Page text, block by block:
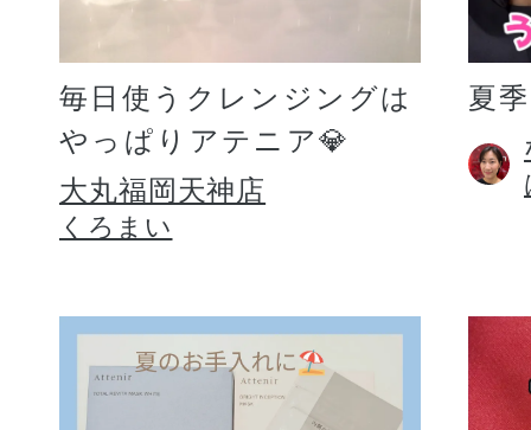
毎日使うクレンジングは
やっぱりアテニア💎
大丸福岡天神店
くろまい
夏